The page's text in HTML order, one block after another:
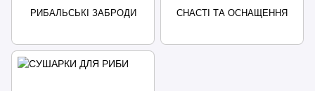
РИБАЛЬСЬКІ ЗАБРОДИ СНАСТІ ТА ОСНАЩЕННЯ